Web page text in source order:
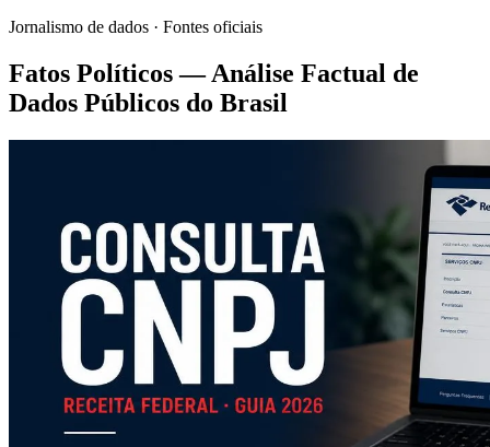
Jornalismo de dados · Fontes oficiais
Fatos Políticos — Análise Factual de
Dados Públicos do Brasil